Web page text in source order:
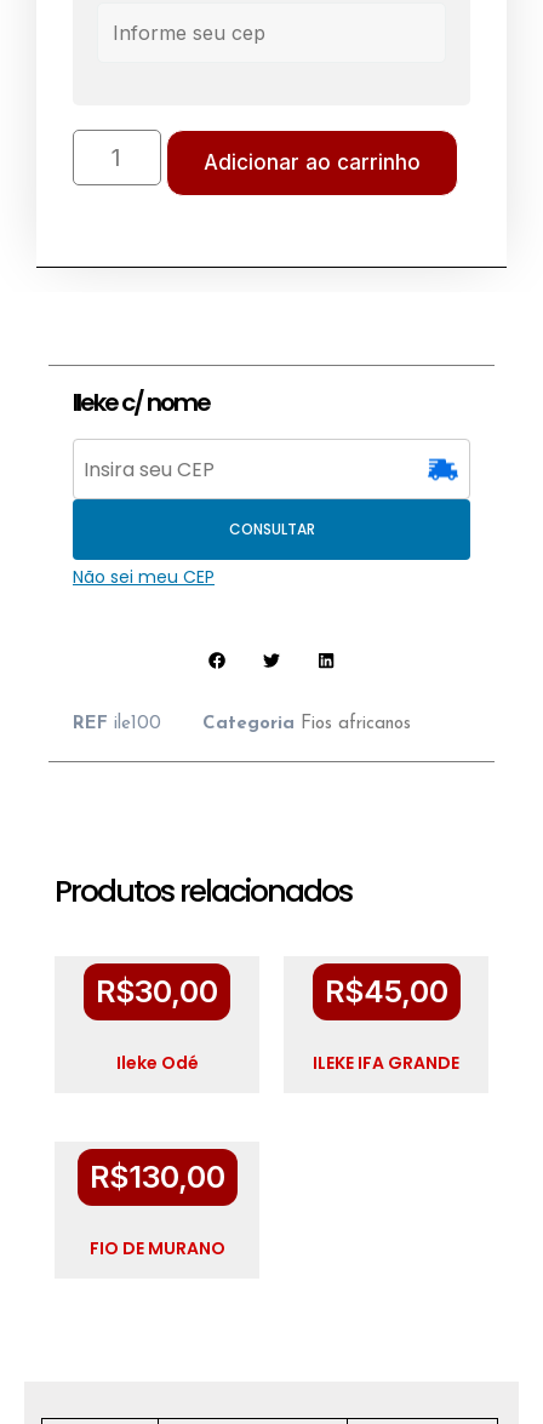
Adicionar ao carrinho
Ileke c/ nome
CONSULTAR
Não sei meu CEP
REF ile100 Categoria Fios africanos
Produtos relacionados
R$30,00
Ileke Odé
R$45,00
ILEKE IFA GRANDE
R$130,00
FIO DE MURANO